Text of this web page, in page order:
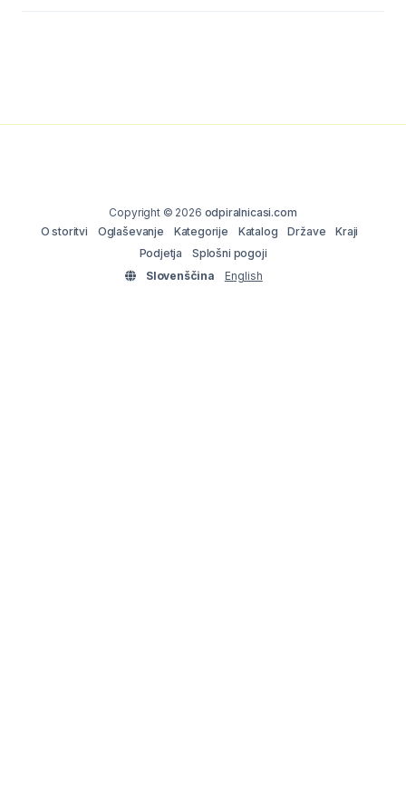
Copyright © 2026 odpiralnicasi.com
O storitvi
Oglaševanje Kategorije Katalog Države
Kraji
Podjetja
Splošni pogoji
Slovenščina
English